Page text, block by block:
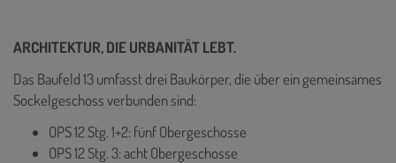
ARCHITEKTUR, DIE URBANITÄT LEBT.
Das Baufeld 13 umfasst drei Baukörper, die über ein gemeinsames
Sockelgeschoss verbunden sind:
OPS 12 Stg. 1+2: fünf Obergeschosse
OPS 12 Stg. 3: acht Obergeschosse